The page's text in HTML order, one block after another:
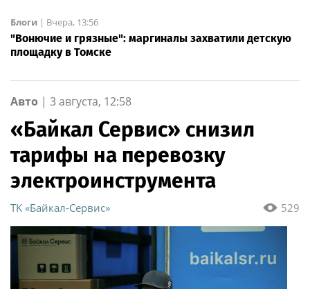
Блоги | Вчера, 13:56
"Вонючие и грязные": маргиналы захватили детскую
площадку в Томске
Авто | 3 августа, 12:58
«Байкал Сервис» снизил
тарифы на перевозку
электроинструмента
529
ТK «Байкал-Сервис»